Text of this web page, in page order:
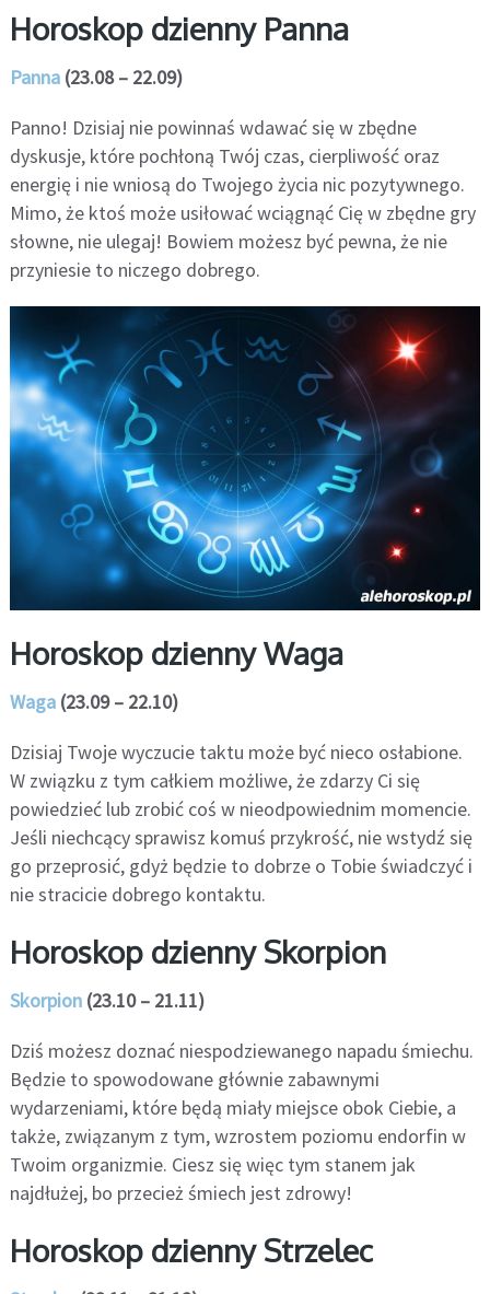
Horoskop dzienny Panna
Panna(23.08 – 22.09)
Panno! Dzisiaj nie powinnaś wdawać się w zbędne
dyskusje, które pochłoną Twój czas, cierpliwość oraz
energię i nie wniosą do Twojego życia nic pozytywnego.
Mimo, że ktoś może usiłować wciągnąć Cię w zbędne gry
słowne, nie ulegaj! Bowiem możesz być pewna, że nie
przyniesie to niczego dobrego.
Horoskop dzienny Waga
Waga(23.09 – 22.10)
Dzisiaj Twoje wyczucie taktu może być nieco osłabione.
W związku z tym całkiem możliwe, że zdarzy Ci się
powiedzieć lub zrobić coś w nieodpowiednim momencie.
Jeśli niechcący sprawisz komuś przykrość, nie wstydź się
go przeprosić, gdyż będzie to dobrze o Tobie świadczyć i
nie stracicie dobrego kontaktu.
Horoskop dzienny Skorpion
Skorpion(23.10 – 21.11)
Dziś możesz doznać niespodziewanego napadu śmiechu.
Będzie to spowodowane głównie zabawnymi
wydarzeniami, które będą miały miejsce obok Ciebie, a
także, związanym z tym, wzrostem poziomu endorfin w
Twoim organizmie. Ciesz się więc tym stanem jak
najdłużej, bo przecież śmiech jest zdrowy!
Horoskop dzienny Strzelec